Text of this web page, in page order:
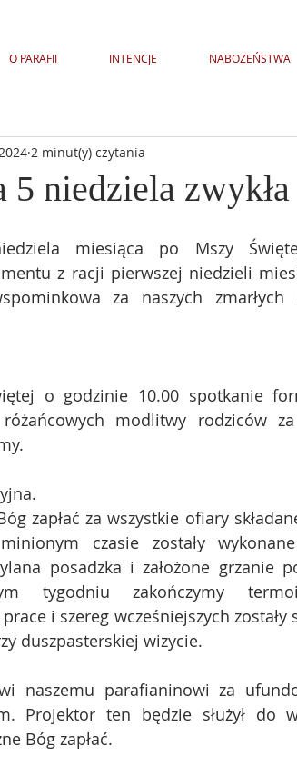
O PARAFII INTENCJE NABOŻEŃSTWA
5 niedziela
2 minut(y) czytania
miesiąca po Mszy
z racji pierwszej niedzieli
za naszych
o godzinie 10.00 spotkanie
modlitwy rodziców
zapłać za wszystkie ofiary
czasie zostały
posadzka i założone grzanie
tygodniu zakończymy
i szereg wcześniejszych
duszpasterskiej wizycie.
naszemu parafianinowi za
Projektor ten będzie służył do
Bóg zapłać.